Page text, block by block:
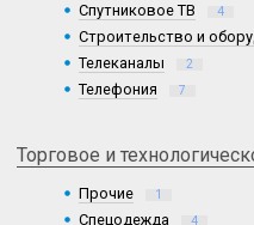
Спутниковое ТВ 4
Строительство и
Телеканалы 2
Телефония 7
Торговое и
Прочие 1
Спецодежда 4